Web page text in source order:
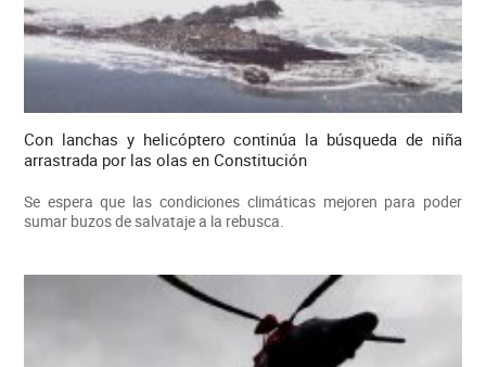
Con lanchas y helicóptero continúa la búsqueda de niña
arrastrada por las olas en Constitución
Se espera que las condiciones climáticas mejoren para poder
sumar buzos de salvataje a la rebusca.